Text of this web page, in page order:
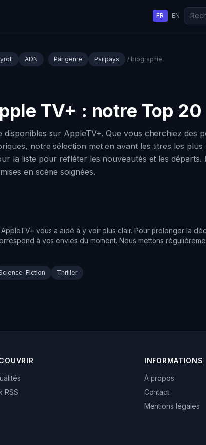
FR EN
ADN Par genre Par pays / biographie
TV+ : notre Top 20
sur AppleTV+. Que vous cherchiez des
notre sélection met en avant les titres les plus
la liste pour refléter les nouveautés et les
en scène soignées.
vous a aidé à y voir plus clair. Pour prolonger la
à vos envies du moment. Nous mettons
Fiction Thriller
RSS
INFORMATIONS
À propos
Contact
Mentions légales